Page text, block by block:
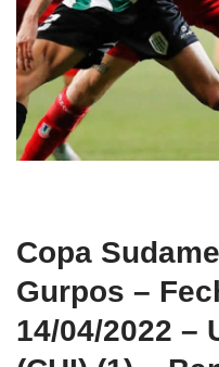
Copa
Gurpos –
14/04/2022 –